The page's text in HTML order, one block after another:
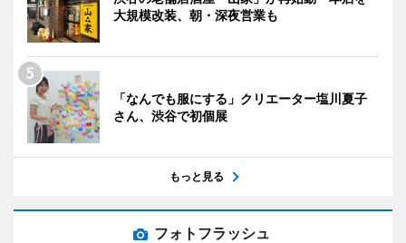
大規模改装、朝・深夜営業も
「なんでも服にする」クリエーター塩川夏子
さん、渋谷で初個展
もっと見る
フォトフラッシュ